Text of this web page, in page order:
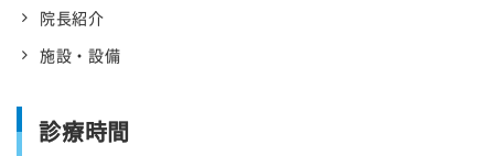
院長紹介
施設・設備
診療時間